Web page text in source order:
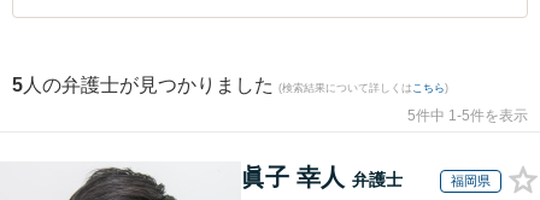
5 人の弁護士が見つかりました (検索結果について詳しくは こちら)
5件中 1-5件を表示
眞子 幸人 弁護士 福岡県